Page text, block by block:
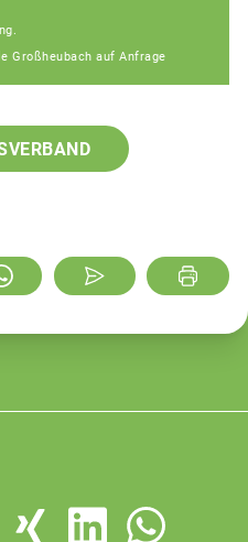
Großheubach auf Anfrage